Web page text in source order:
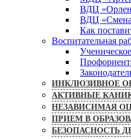
ВДЦ
ВДЦ
Как
Воспитательная
ИНКЛЮЗИВНОЕ
АКТИВНЫЕ
НЕЗАВИСИМАЯ
ПРИЕМ В
БЕЗОПАСНОСТЬ